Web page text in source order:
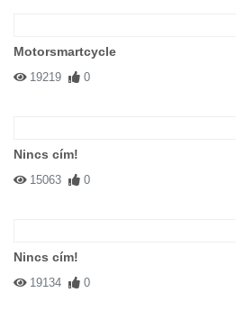
Motorsmartcycle
19219 0
Nincs cím!
15063 0
Nincs cím!
19134 0